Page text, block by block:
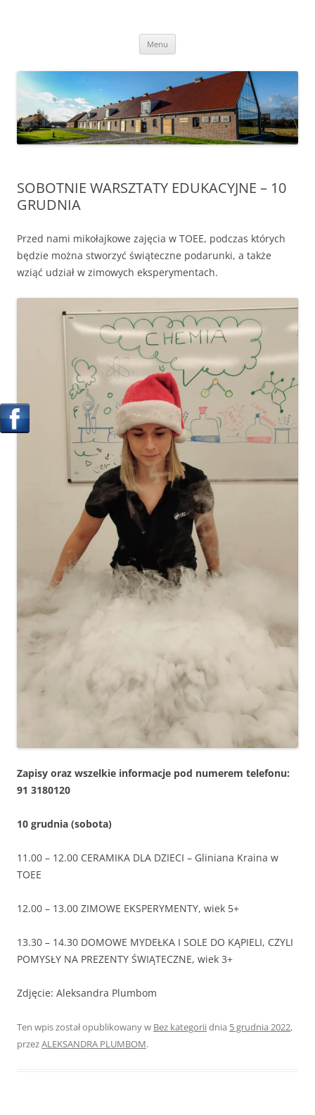
Ekologicznej w Zalesiu
Menu
SOBOTNIE WARSZTATY EDUKACYJNE – 10
GRUDNIA
Przed nami mikołajkowe zajęcia w TOEE, podczas których
będzie można stworzyć świąteczne podarunki, a także
wziąć udział w zimowych eksperymentach.
Zapisy oraz wszelkie informacje pod numerem telefonu:
91 3180120
10 grudnia (sobota)
11.00 – 12.00 CERAMIKA DLA DZIECI – Gliniana Kraina w
TOEE
12.00 – 13.00 ZIMOWE EKSPERYMENTY, wiek 5+
13.30 – 14.30 DOMOWE MYDEŁKA I SOLE DO KĄPIELI, CZYLI
POMYSŁY NA PREZENTY ŚWIĄTECZNE, wiek 3+
Zdjęcie: Aleksandra Plumbom
Ten wpis został opublikowany w Bez kategoriidnia 5 grudnia 2022,
przezALEKSANDRA PLUMBOM.